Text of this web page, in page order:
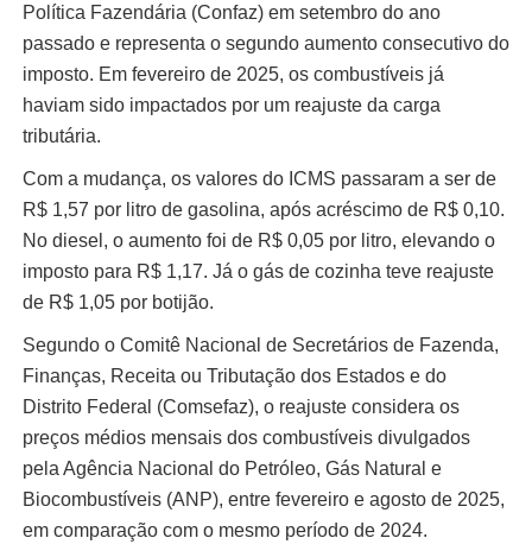
Política Fazendária (Confaz) em setembro do ano
passado e representa o segundo aumento consecutivo do
imposto. Em fevereiro de 2025, os combustíveis já
haviam sido impactados por um reajuste da carga
tributária.
Com a mudança, os valores do ICMS passaram a ser de
R$ 1,57 por litro de gasolina, após acréscimo de R$ 0,10.
No diesel, o aumento foi de R$ 0,05 por litro, elevando o
imposto para R$ 1,17. Já o gás de cozinha teve reajuste
de R$ 1,05 por botijão.
Segundo o Comitê Nacional de Secretários de Fazenda,
Finanças, Receita ou Tributação dos Estados e do
Distrito Federal (Comsefaz), o reajuste considera os
preços médios mensais dos combustíveis divulgados
pela Agência Nacional do Petróleo, Gás Natural e
Biocombustíveis (ANP), entre fevereiro e agosto de 2025,
em comparação com o mesmo período de 2024.